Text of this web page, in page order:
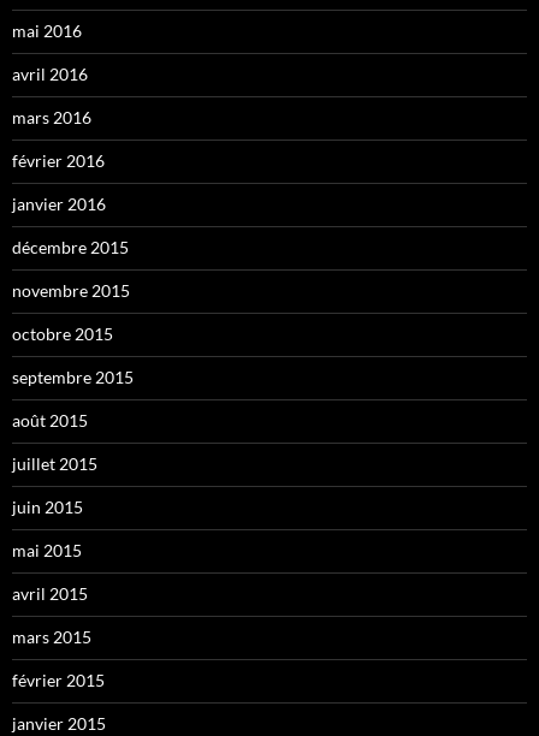
mai 2016
avril 2016
mars 2016
février 2016
janvier 2016
décembre 2015
novembre 2015
octobre 2015
septembre 2015
août 2015
juillet 2015
juin 2015
mai 2015
avril 2015
mars 2015
février 2015
janvier 2015